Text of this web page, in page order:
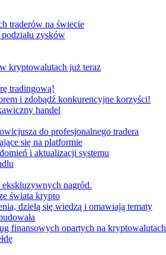
traderów na świecie
zysków
kryptowalutach już teraz
tradingową!
i zdobądź konkurencyjne korzyści!
handel
do profesjonalnego tradera
się na platformie
i aktualizacji systemu
nagród.
świata krypto
dzielą się wiedzą i omawiają tematy
finansowych opartych na kryptowalutach